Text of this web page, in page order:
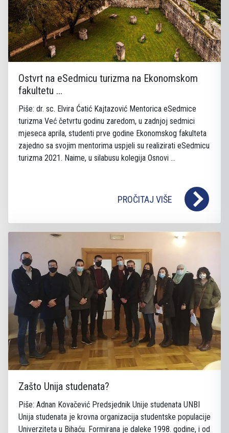
Ostvrt na eSedmicu turizma na Ekonomskom
fakultetu ...
Piše: dr. sc. Elvira Ćatić Kajtazović Mentorica eSedmice
turizma Već četvrtu godinu zaredom, u zadnjoj sedmici
mjeseca aprila, studenti prve godine Ekonomskog fakulteta
zajedno sa svojim mentorima uspjeli su realizirati eSedmicu
turizma 2021. Naime, u silabusu kolegija Osnovi ...
PROČITAJ VIŠE
Zašto Unija studenata?
Piše: Adnan Kovačević Predsjednik Unije studenata UNBI
Unija studenata je krovna organizacija studentske populacije
Univerziteta u Bihaću. Formirana je daleke 1998. godine, i od